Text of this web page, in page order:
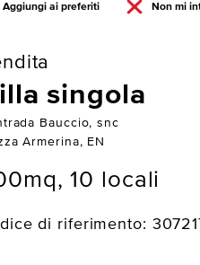
Aggiungi ai preferiti Non mi
singola
Bauccio, snc
Armerina, EN
10 locali
di riferimento: